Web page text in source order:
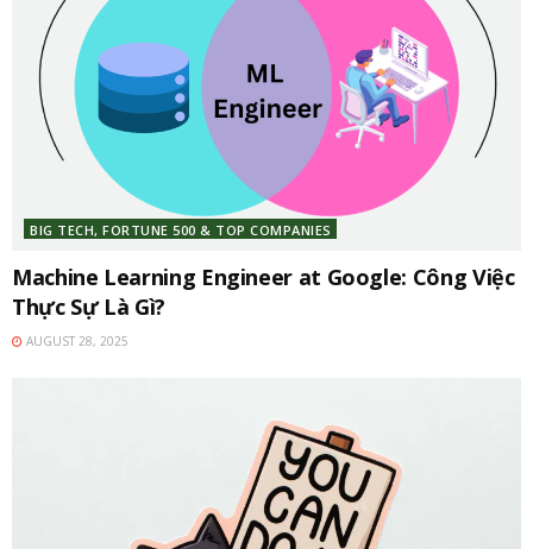
BIG TECH, FORTUNE 500 & TOP COMPANIES
Machine Learning Engineer at Google: Công Việc
Thực Sự Là Gì?
AUGUST 28, 2025